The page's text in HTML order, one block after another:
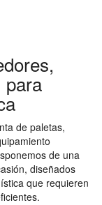
para
de paletas,
de una
diseñados
que requieren